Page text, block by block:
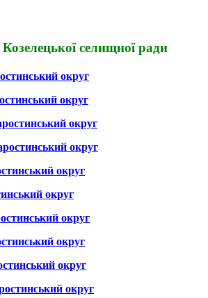
Козелецької селищної ради
округ
округ
округ
округ
округ
округ
округ
округ
округ
округ